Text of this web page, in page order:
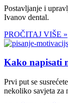
Postavljanje i
Ivanov dental.
PROČITAJ VIŠE »
Kako napisati
Prvi put se
nekoliko savjeta za